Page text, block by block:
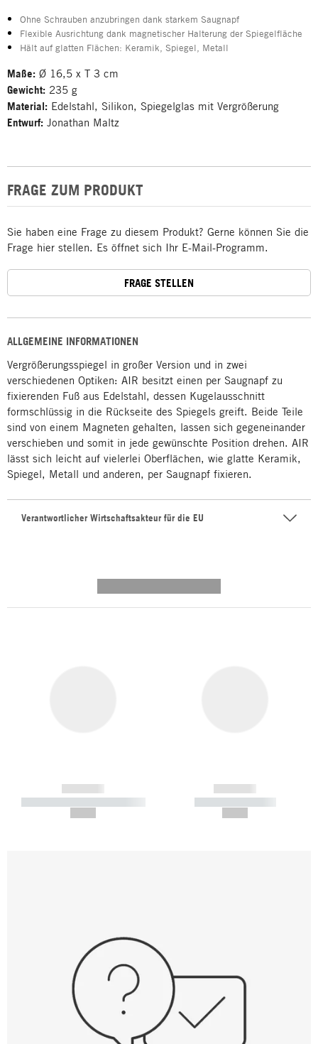
ALLGEMEINE INFORMATIONEN
Vergrößerungsspiegel in großer Version und in zwei
verschiedenen Optiken: AIR besitzt einen per Saugnapf zu
fixierenden Fuß aus Edelstahl, dessen Kugelausschnitt
formschlüssig in die Rückseite des Spiegels greift. Beide Teile
sind von einem Magneten gehalten, lassen sich gegeneinander
verschieben und somit in jede gewünschte Position drehen. AIR
lässt sich leicht auf vielerlei Oberflächen, wie glatte Keramik,
Spiegel, Metall und anderen, per Saugnapf fixieren.
Verantwortlicher Wirtschaftsakteur für die EU
Ohne Schrauben anzubringen dank starkem Saugnapf
Flexible Ausrichtung dank magnetischer Halterung der Spiegelfläche
Hält auf glatten Flächen: Keramik, Spiegel, Metall
Maße: Ø 16,5 x T 3 cm
Gewicht: 235 g
Material: Edelstahl, Silikon, Spiegelglas mit Vergrößerung
Entwurf: Jonathan Maltz
FRAGE ZUM PRODUKT
Sie haben eine Frage zu diesem Produkt? Gerne können Sie die
Frage hier stellen. Es öffnet sich Ihr E-Mail-Programm.
FRAGE STELLEN
------------
----------- ----------- -----------
------------
----------- -----------